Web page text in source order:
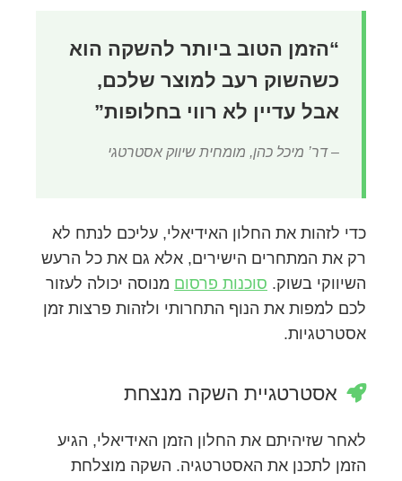
“הזמן הטוב ביותר להשקה הוא
כשהשוק רעב למוצר שלכם,
אבל עדיין לא רווי בחלופות”
– דר’ מיכל כהן, מומחית שיווק אסטרטגי
כדי לזהות את החלון האידיאלי, עליכם לנתח לא
רק את המתחרים הישירים, אלא גם את כל הרעש
השיווקי בשוק. סוכנות פרסום מנוסה יכולה לעזור
לכם למפות את הנוף התחרותי ולזהות פרצות זמן
אסטרטגיות.
אסטרטגיית השקה מנצחת
לאחר שזיהיתם את החלון הזמן האידיאלי, הגיע
הזמן לתכנן את האסטרטגיה. השקה מוצלחת